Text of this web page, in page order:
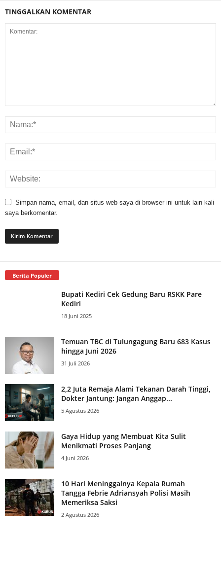
TINGGALKAN KOMENTAR
Simpan nama, email, dan situs web saya di browser ini untuk lain kali
saya berkomentar.
Berita Populer
Bupati Kediri Cek Gedung Baru RSKK Pare
Kediri
18 Juni 2025
Temuan TBC di Tulungagung Baru 683 Kasus
hingga Juni 2026
31 Juli 2026
2,2 Juta Remaja Alami Tekanan Darah Tinggi,
Dokter Jantung: Jangan Anggap...
5 Agustus 2026
Gaya Hidup yang Membuat Kita Sulit
Menikmati Proses Panjang
4 Juni 2026
10 Hari Meninggalnya Kepala Rumah
Tangga Febrie Adriansyah Polisi Masih
Memeriksa Saksi
2 Agustus 2026